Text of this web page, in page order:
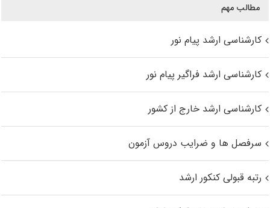
مطالب مهم
کارشناسی ارشد پیام نور
کارشناسی ارشد فراگیر پیام نور
کارشناسی ارشد خارج از کشور
سرفصل ها و ضرایب دروس آزمون
رتبه قبولی کنکور ارشد